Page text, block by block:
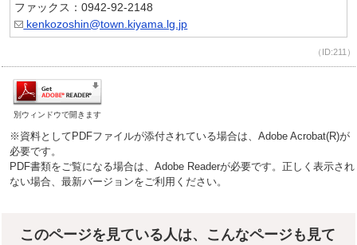
ファックス：0942-92-2148
kenkozoshin@town.kiyama.lg.jp
（ID:211）
別ウィンドウで開きます
※資料としてPDFファイルが添付されている場合は、Adobe Acrobat(R)が
必要です。
PDF書類をご覧になる場合は、Adobe Readerが必要です。正しく表示され
ない場合、最新バージョンをご利用ください。
このページを見ている人は、こんなページも見て